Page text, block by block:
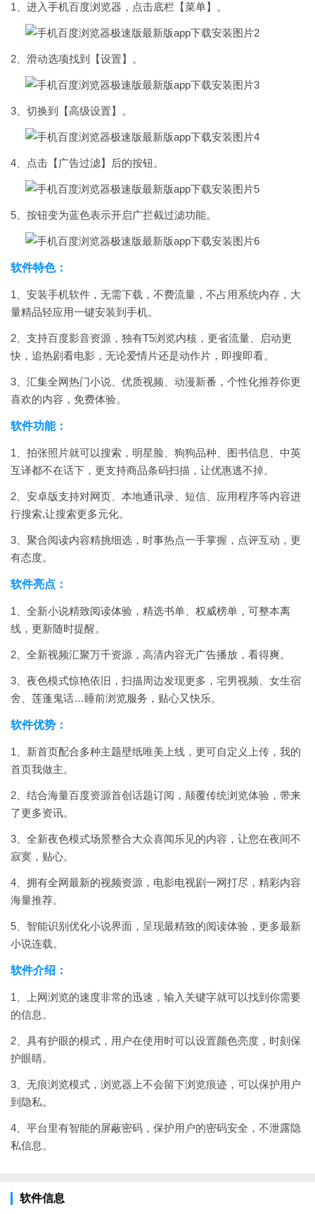
1、进入手机百度浏览器，点击底栏【菜单】。
2、滑动选项找到【设置】。
3、切换到【高级设置】。
4、点击【广告过滤】后的按钮。
5、按钮变为蓝色表示开启广拦截过滤功能。
软件特色：
1、安装手机软件，无需下载，不费流量，不占用系统内存，大
量精品轻应用一键安装到手机。
2、支持百度影音资源，独有T5浏览内核，更省流量、启动更
快，追热剧看电影，无论爱情片还是动作片，即搜即看。
3、汇集全网热门小说、优质视频、动漫新番，个性化推荐你更
喜欢的内容，免费体验。
软件功能：
1、拍张照片就可以搜索，明星脸、狗狗品种、图书信息、中英
互译都不在话下，更支持商品条码扫描，让优惠逃不掉。
2、安卓版支持对网页、本地通讯录、短信、应用程序等内容进
行搜索,让搜索更多元化。
3、聚合阅读内容精挑细选，时事热点一手掌握，点评互动，更
有态度。
软件亮点：
1、全新小说精致阅读体验，精选书单、权威榜单，可整本离
线，更新随时提醒。
2、全新视频汇聚万千资源，高清内容无广告播放，看得爽。
3、夜色模式惊艳依旧，扫描周边发现更多，宅男视频、女生宿
舍、莲蓬鬼话…睡前浏览服务，贴心又快乐。
软件优势：
1、新首页配合多种主题壁纸唯美上线，更可自定义上传，我的
首页我做主。
2、结合海量百度资源首创话题订阅，颠覆传统浏览体验，带来
了更多资讯。
3、全新夜色模式场景整合大众喜闻乐见的内容，让您在夜间不
寂寞，贴心。
4、拥有全网最新的视频资源，电影电视剧一网打尽，精彩内容
海量推荐。
5、智能识别优化小说界面，呈现最精致的阅读体验，更多最新
小说连载。
软件介绍：
1、上网浏览的速度非常的迅速，输入关键字就可以找到你需要
的信息。
2、具有护眼的模式，用户在使用时可以设置颜色亮度，时刻保
护眼睛。
3、无痕浏览模式，浏览器上不会留下浏览痕迹，可以保护用户
到隐私。
4、平台里有智能的屏蔽密码，保护用户的密码安全，不泄露隐
私信息。
软件信息